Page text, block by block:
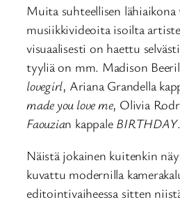
Muita suhteellisen
musiikkivideoita isoilta
visuaalisesti on haettu
tyyliä on mm. Madison
lovegirl, Ariana Grandella
made you love me, Olivia
Faouzian kappale BIRTHDAY.
Näistä jokainen kuitenkin
kuvattu modernilla
editointivaiheessa sitten